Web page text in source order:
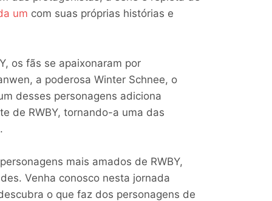
um com suas próprias histórias e
os fãs se apaixonaram por
a poderosa Winter Schnee, o
desses personagens adiciona
de RWBY, tornando-a uma das
mais amados de RWBY,
Venha conosco nesta jornada
o que faz dos personagens de